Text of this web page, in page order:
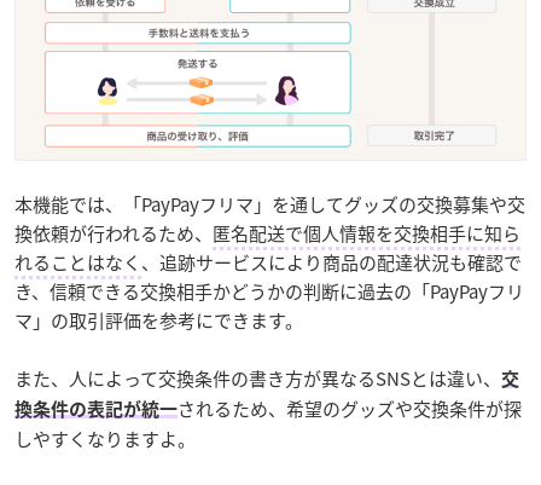
本機能では、「PayPayフリマ」を通してグッズの交換募集や交
換依頼が行われるため、 匿名配送で個人情報を交換相手に知ら
れることはなく 、追跡サービスにより商品の配達状況も確認で
き、信頼できる交換相手かどうかの判断に過去の「PayPayフリ
マ」の取引評価を参考にできます。
また、人によって交換条件の書き方が異なるSNSとは違い、
交
換条件の表記が統一されるため、希望のグッズや交換条件が探
しやすくなりますよ。